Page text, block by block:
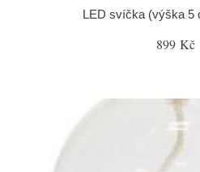
LED svíčka (výška 5
899 Kč